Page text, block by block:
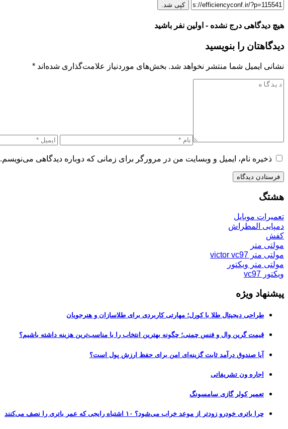
کپی شد.
هیچ دیدگاهی درج نشده - اولین نفر باشید
دیدگاهتان را بنویسید
نشانی ایمیل شما منتشر نخواهد شد. بخش‌های موردنیاز علامت‌گذاری شده‌اند *
ذخیره نام، ایمیل و وبسایت من در مرورگر برای زمانی که دوباره دیدگاهی می‌نویسم.
هشتگ
تعمیرات موبایل
دمپایی المطراش
کفش
مولتی متر
مولتی متر victor vc97
مولتی متر ویکتور
ویکتور vc97
پیشنهاد ویژه
طراحی دیجیتال طلا با کورل؛ مهارتی کاربردی برای طلاسازان و هنرجویان
قیمت گرین وال و فنس چمنی؛ چگونه بهترین انتخاب را با مناسب‌ترین هزینه داشته باشیم؟
آیا صندوق درآمد ثابت گزینه‌ای امن برای حفظ ارزش پول است؟
اجاره ون تشریفاتی
تعمیر کولر گازی سامسونگ
چرا باتری خودرو زودتر از موعد خراب می‌شود؟ ۱۰ اشتباه رایجی که عمر باتری را نصف می‌کنند